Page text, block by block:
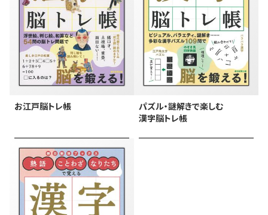
お江戸脳トレ帳
パズル・謎解きで楽しむ
漢字脳トレ帳